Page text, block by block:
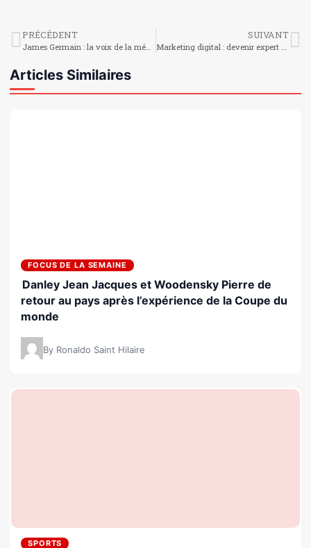
PRÉCÉDENT
James Germain : la voix de la mémoire haïtienne et de la transmission
SUIVANT
Marketing digital : devenir expert dans l’art d’influencer en ligne
Articles Similaires
FOCUS DE LA SEMAINE
Danley Jean Jacques et Woodensky Pierre de
retour au pays après l’expérience de la Coupe du
monde
By Ronaldo Saint Hilaire
SPORTS